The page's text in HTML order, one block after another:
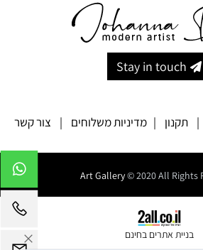
Stay in touch
| תקנון | מדיניות משלוחים | צור קשר
Art Gallery© 2020 All Rights
בניית אתרים בחינם